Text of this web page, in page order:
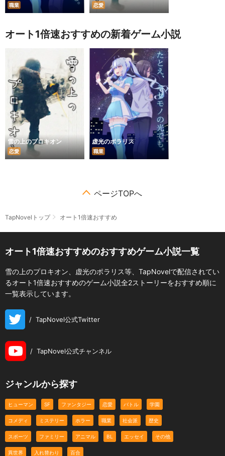
職業 恋愛
オート1倍速おすすめの新着ゲーム小説
雪の上のプロキオン
恋愛
虚光のポラリス
職業
ページTOPへ
TapNovelトップ オート1倍速おすすめ
オート1倍速おすすめのおすすめゲーム小説一覧
雪の上のプロキオン、虚光のポラリス等、TapNovelで配信されてい
るオート1倍速おすすめのゲーム小説全2ストーリーをおすすめ順に
一覧表示しています。
/ TapNovel公式Twitter
/ TapNovel公式チャンネル
ジャンルから探す
ヒューマン SF ファンタジー 恋愛 バトル 学園
コメディ ミステリー ホラー 職業 社会派 歴史
スポーツ ファミリー アニマル BL エッセイ その他
異世界 入れ替わり 百合